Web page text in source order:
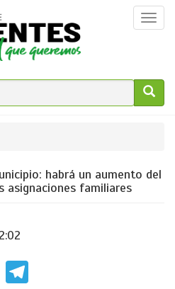
habrá un aumento del
asignaciones familiares
WhatsApp